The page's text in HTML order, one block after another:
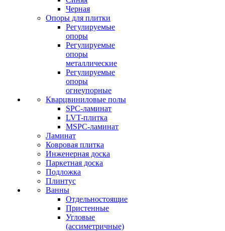
Черная
Опоры для плитки
Регулируемые
опоры
Регулируемые
опоры
металлические
Регулируемые
опоры
огнеупорные
Кварцвиниловые полы
SPC-ламинат
LVT-плитка
MSPC-ламинат
Ламинат
Ковровая плитка
Инженерная доска
Паркетная доска
Подложка
Плинтус
Ванны
Отдельностоящие
Пристенные
Угловые
(ассиметричные)